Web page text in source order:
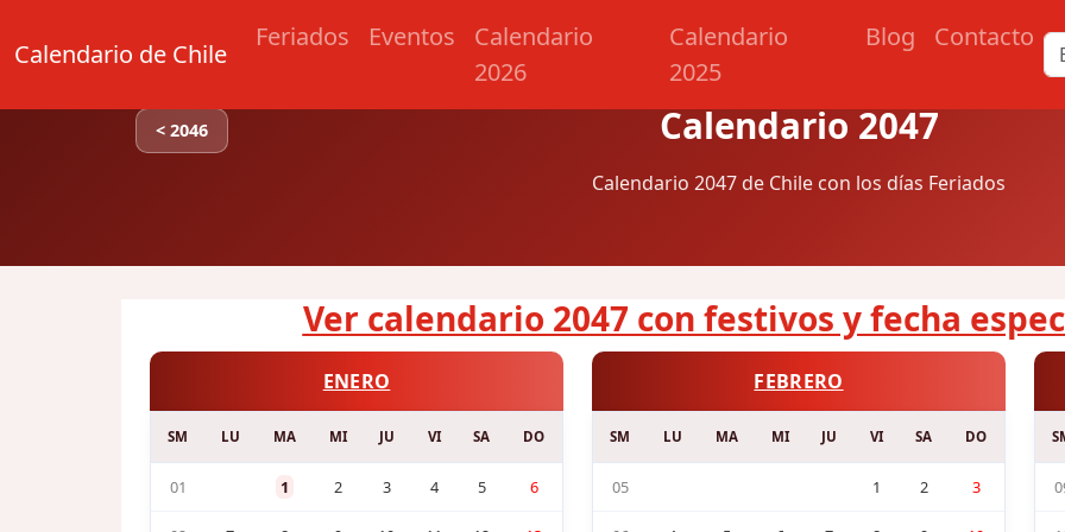
Calendario de Chile
Feriados Eventos
Calendario
2026
Calendario
2025
Blog Contacto
< 2046 Calendario 2047
Calendario 2047 de Chile con los días Feriados
Ver calendario 2047 con festivos y fecha
ENERO
SM LU MA MI JU VI SA DO
01 1 2 3 4 5 6
FEBRERO
SM LU MA MI JU VI SA DO
05 1 2 3